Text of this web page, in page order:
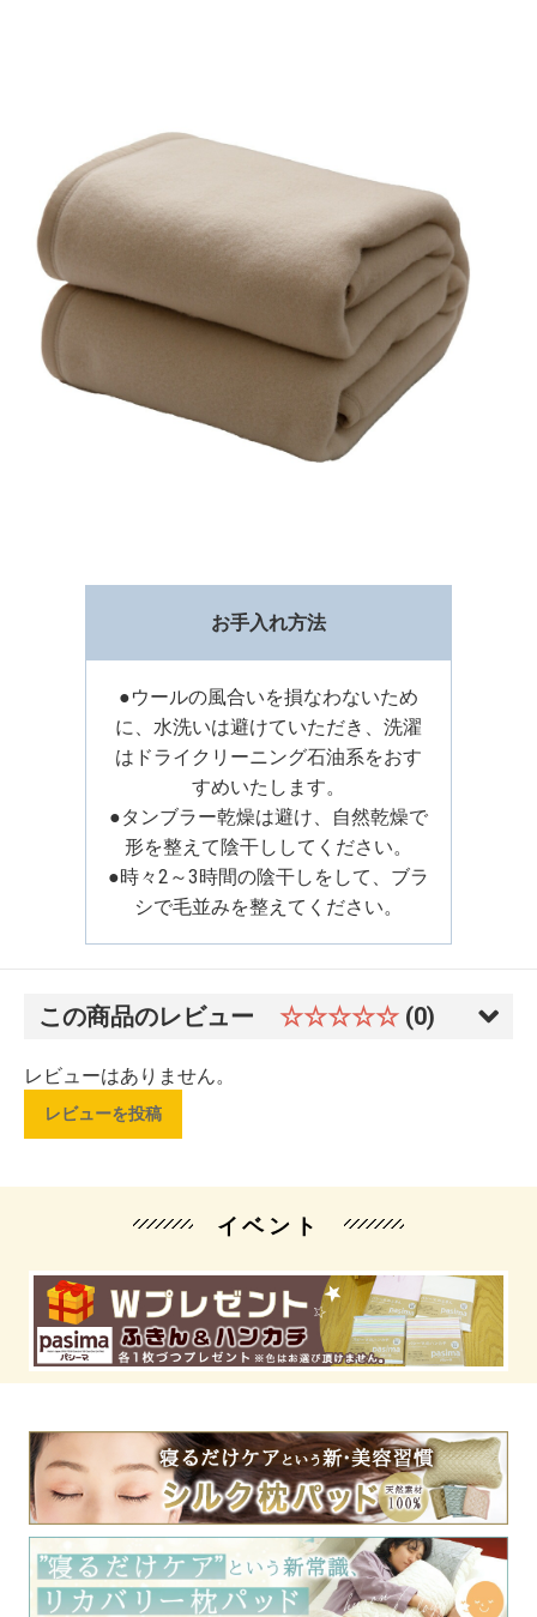
お手入れ方法
●ウールの風合いを損なわないため
に、水洗いは避けていただき、洗濯
はドライクリーニング石油系をおす
すめいたします。
●タンブラー乾燥は避け、自然乾燥で
形を整えて陰干ししてください。
●時々2～3時間の陰干しをして、ブラ
シで毛並みを整えてください。
この商品のレビュー ☆☆☆☆☆ (0)
レビューはありません。
レビューを投稿
イベント